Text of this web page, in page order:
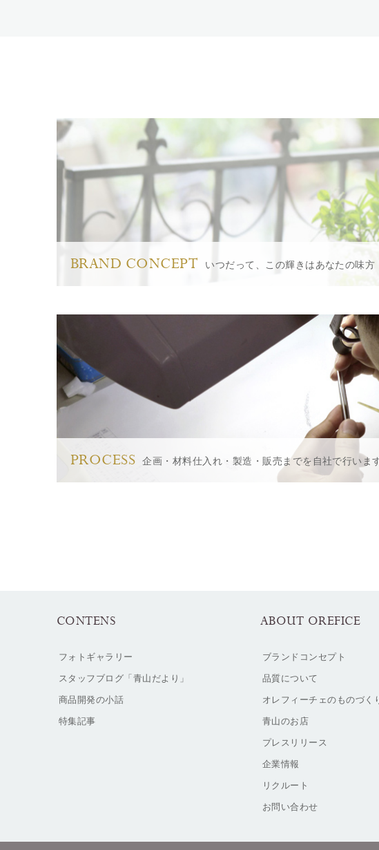
BRAND CONCEPT いつだって、この輝きはあなたの味方
PROCESS 企画・材料仕入れ・製造・販売までを自社で行いま
CONTENS
フォトギャラリー
スタッフブログ「青山だより」
商品開発の小話
特集記事
ABOUT OREFICE
ブランドコンセプト
品質について
オレフィーチェのものづく
青山のお店
プレスリリース
企業情報
リクルート
お問い合わせ